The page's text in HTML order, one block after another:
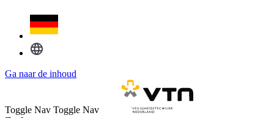
Ga naar de inhoud
Toggle Nav Toggle Nav